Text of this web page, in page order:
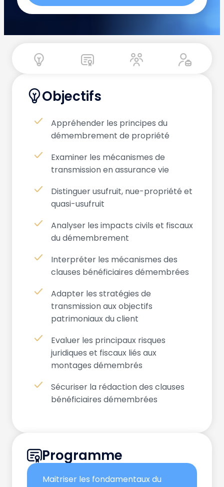
Objectifs
Appréhender les principes du
démembrement de propriété
Examiner les mécanismes de
transmission en assurance vie
Distinguer usufruit, nue-propriété et
quasi-usufruit
Analyser les impacts civils et fiscaux
du démembrement
Interpréter les mécanismes des
clauses bénéficiaires démembrées
Adapter les stratégies de
transmission aux objectifs
patrimoniaux du client
Evaluer les principaux risques
juridiques et fiscaux liés aux
montages démembrés
Sécuriser la rédaction des clauses
bénéficiaires démembrées
Programme
Maitriser les fondamentaux du